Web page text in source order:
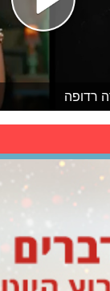
רדופה